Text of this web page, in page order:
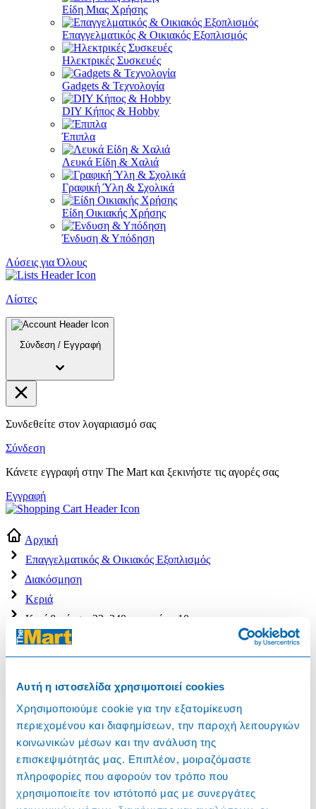
Αυτή η ιστοσελίδα χρησιμοποιεί cookies
Χρησιμοποιούμε cookie για την εξατομίκευση
περιεχομένου και διαφημίσεων, την παροχή λειτουργιών
κοινωνικών μέσων και την ανάλυση της
επισκεψιμότητάς μας. Επιπλέον, μοιραζόμαστε
πληροφορίες που αφορούν τον τρόπο που
χρησιμοποιείτε τον ιστότοπό μας με συνεργάτες
Είδη Μιας Χρήσης
Επαγγελματικός & Οικιακός Εξοπλισμός
Ηλεκτρικές Συσκευές
Gadgets & Τεχνολογία
DIY Κήπος & Hobby
Έπιπλα
Λευκά Είδη & Χαλιά
Γραφική Ύλη & Σχολικά
Είδη Οικιακής Χρήσης
Ένδυση & Υπόδηση
Λύσεις για Όλους
Λίστες
Σύνδεση / Εγγραφή
Συνδεθείτε στον λογαριασμό σας
Σύνδεση
Κάνετε εγγραφή στην The Mart και ξεκινήστε τις αγορές σας
Εγγραφή
Αρχική
Επαγγελματικός & Οικιακός Εξοπλισμός
Διακόσμηση
Κεριά
Κερί βενέτσια 22x240mm μαύρο 10τεμ.
204998
Κερί βενέτσια 22x240mm μαύρο 10τεμ.